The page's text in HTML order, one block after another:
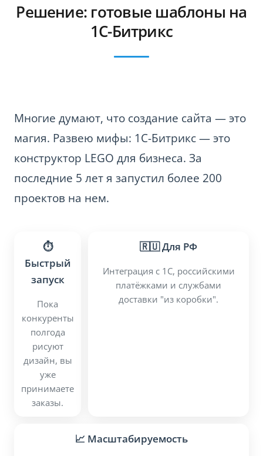
Решение: готовые шаблоны на
1С-Битрикс
Многие думают, что создание сайта — это
магия. Развею мифы: 1С-Битрикс — это
конструктор LEGO для бизнеса. За
последние 5 лет я запустил более 200
проектов на нем.
⏱️
Быстрый
запуск
Пока
конкуренты
полгода
рисуют
дизайн, вы
уже
принимаете
заказы.
🇷🇺 Для РФ
Интеграция с 1С, российскими
платёжками и службами
доставки "из коробки".
📈 Масштабируемость